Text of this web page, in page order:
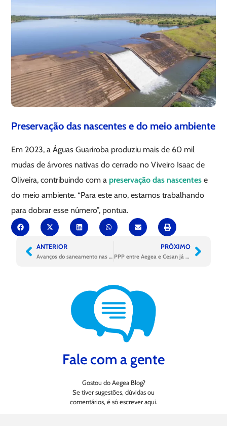
Preservação das nascentes e do meio ambiente
Em 2023, a Águas Guariroba produziu mais de 60 mil
mudas de árvores nativas do cerrado no Viveiro Isaac de
Oliveira, contribuindo com a preservação das nascentes e
do meio ambiente. “Para este ano, estamos trabalhando
para dobrar esse número”, pontua.
ANTERIOR
Avanços do saneamento nas unidades da Aegea em 2023
PRÓXIMO
PPP entre Aegea e Cesan já tem 92% de atendimento em esgoto
Fale com a gente
Gostou do Aegea Blog?
Se tiver sugestões, dúvidas ou
comentários, é só escrever aqui.